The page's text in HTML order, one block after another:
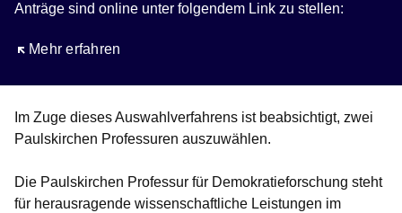
Anträge sind online unter folgendem Link zu stellen:
Mehr erfahren
Öffnet sich in einem neuen Fenster
Im Zuge dieses Auswahlverfahrens ist beabsichtigt, zwei
Paulskirchen Professuren auszuwählen.
Die Paulskirchen Professur für Demokratieforschung steht
für herausragende wissenschaftliche Leistungen im